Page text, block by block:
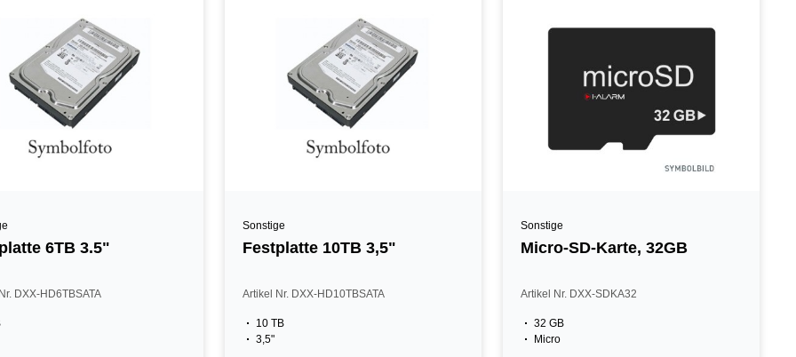
6TB 3.5"
DXX-HD6TBSATA
Sonstige
Festplatte 10TB 3,5"
Artikel Nr. DXX-HD10TBSATA
10 TB
3,5"
Sonstige
Micro-SD-Karte, 32GB
Artikel Nr. DXX-SDKA32
32 GB
Micro